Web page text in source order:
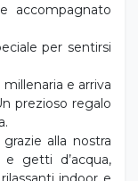
accompagnato
per sentirsi
e arriva
prezioso regalo
alla nostra
getti d’acqua,